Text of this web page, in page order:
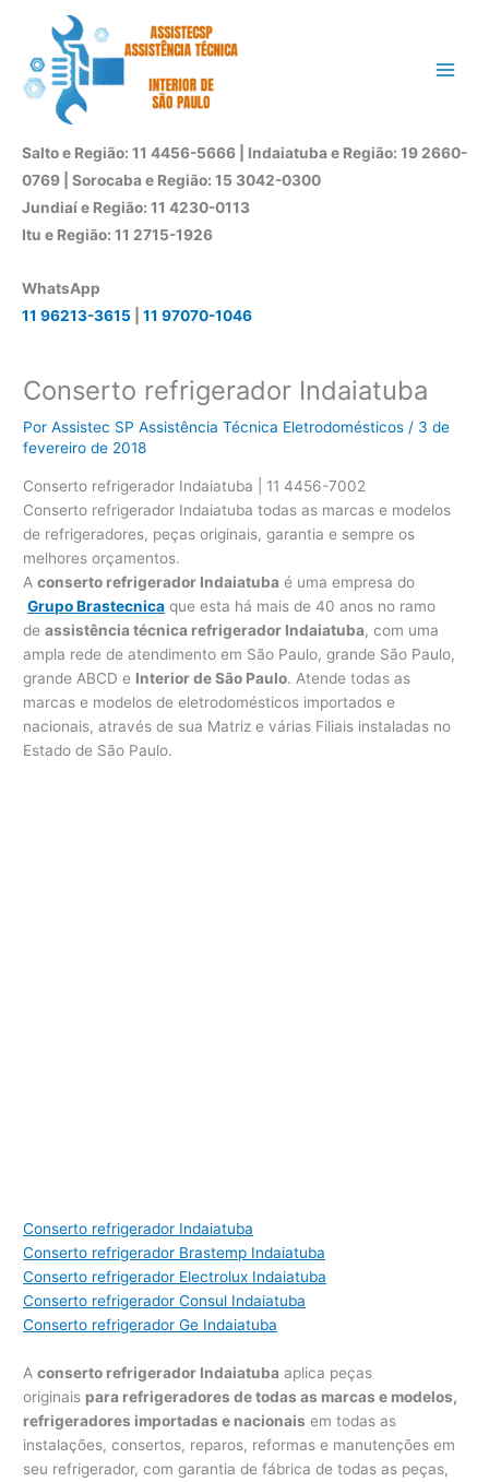
conteúdo
Salto e Região: 11 4456-5666 | Indaiatuba e Região: 19 2660-
0769 | Sorocaba e Região: 15 3042-0300
Jundiaí e Região: 11 4230-0113
Itu e Região: 11 2715-1926
WhatsApp
11 96213-3615
11 97070-1046
Conserto refrigerador Indaiatuba
PorAssistec SP Assistência Técnica Eletrodomésticos/ 3 de
fevereiro de 2018
Conserto refrigerador Indaiatuba | 11 4456-7002
Conserto refrigerador Indaiatuba todas as marcas e modelos
de refrigeradores, peças originais, garantia e sempre os
melhores orçamentos.
Aconserto refrigerador Indaiatuba é uma empresa do
Grupo Brastecnica que esta há mais de 40 anos no ramo
deassistência técnica refrigerador Indaiatuba, com uma
ampla rede de atendimento em São Paulo, grande São Paulo,
grande ABCD e Interior de São Paulo. Atende todas as
marcas e modelos de eletrodomésticos importados e
nacionais, através de sua Matriz e várias Filiais instaladas no
Estado de São Paulo.
Conserto refrigerador Indaiatuba
Conserto refrigerador Brastemp Indaiatuba
Conserto refrigerador Electrolux Indaiatuba
Conserto refrigerador Consul Indaiatuba
Conserto refrigerador Ge Indaiatuba
Aconserto refrigerador Indaiatuba aplica peças
originais para refrigeradores de todas as marcas e modelos,
refrigeradores importadas e nacionais em todas as
instalações, consertos, reparos, reformas e manutenções em
seu refrigerador, com garantia de fábrica de todas as peças,